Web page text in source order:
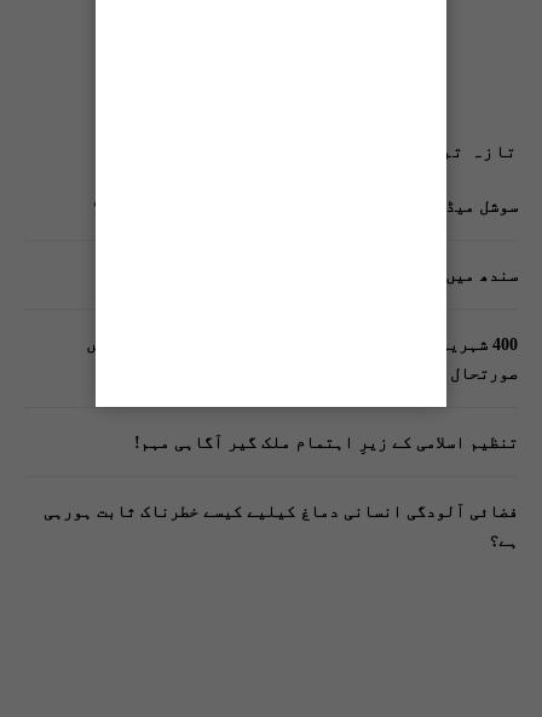
تازہ ترین پوسٹس
سوشل میڈیا پر وکڑی پوسٹ ڈیجیٹل شناخت کیلیے خطرہ؟
سندھ میں گاڑیوں کی انشورنس لازمی قرار
400 شہریوں کیلئے ایک پولیس اہلکار لازمی، کراچی میں
صورتحال کیا ہے؟
تنظیم اسلامی کے زیرِ اہتمام ملک گیر آگاہی مہم!
فضائی آلودگی انسانی دماغ کیلیے کیسے خطرناک ثابت ہورہی
ہے؟